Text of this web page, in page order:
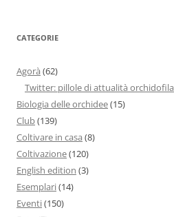
CATEGORIE
Agorà (62)
Twitter: pillole di attualità orchidofila
Biologia delle orchidee(15)
Club(139)
Coltivare in casa (8)
Coltivazione(120)
English edition (3)
Esemplari(14)
Eventi(150)